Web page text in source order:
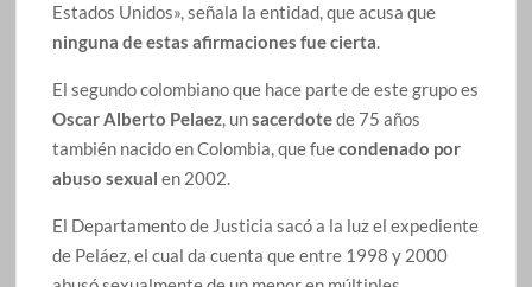
Estados Unidos», señala la entidad, que acusa que
ninguna de estas afirmaciones fue cierta.
El segundo colombiano que hace parte de este grupo es
Oscar Alberto Pelaez, unsacerdotede 75 años
también nacido en Colombia, que fuecondenado por
abuso sexual en 2002.
El Departamento de Justicia sacó a la luz el expediente
de Peláez, el cual da cuenta que entre 1998 y 2000